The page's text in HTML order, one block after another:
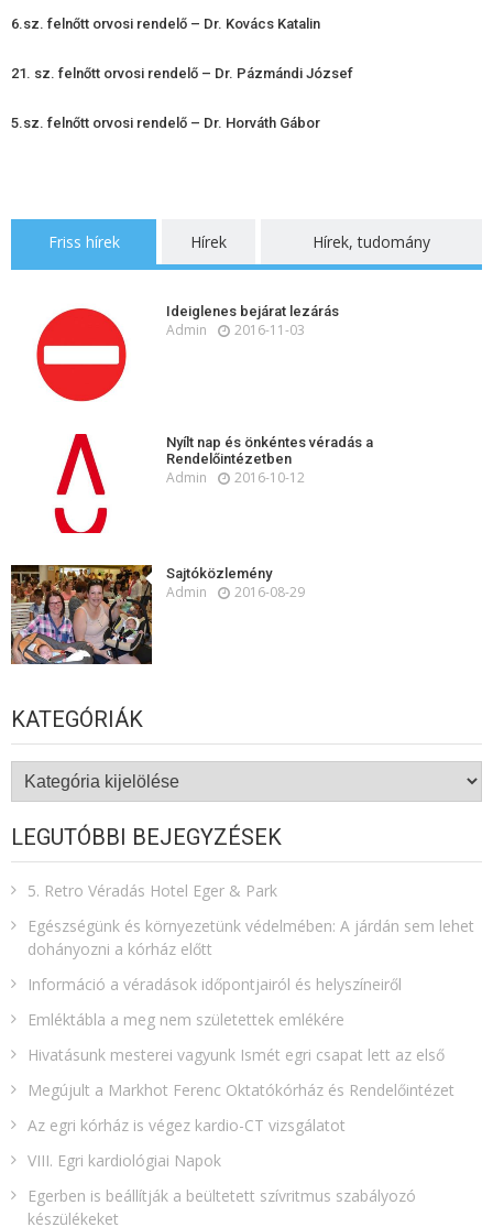
6.sz. felnőtt orvosi rendelő – Dr. Kovács Katalin
21. sz. felnőtt orvosi rendelő – Dr. Pázmándi József
5.sz. felnőtt orvosi rendelő – Dr. Horváth Gábor
Friss hírek Hírek Hírek, tudomány
Ideiglenes bejárat lezárás
Admin 2016-11-03
Nyílt nap és önkéntes véradás a
Rendelőintézetben
Admin 2016-10-12
Sajtóközlemény
Admin 2016-08-29
KATEGÓRIÁK
Kategóriák
LEGUTÓBBI BEJEGYZÉSEK
5. Retro Véradás Hotel Eger & Park
Egészségünk és környezetünk védelmében: A járdán sem lehet
dohányozni a kórház előtt
Információ a véradások időpontjairól és helyszíneiről
Emléktábla a meg nem születettek emlékére​
Hivatásunk mesterei vagyunk Ismét egri csapat lett az első
Megújult a Markhot Ferenc Oktatókórház és Rendelőintézet
Az egri kórház is végez kardio-CT vizsgálatot
VIII. Egri kardiológiai Napok
Egerben is beállítják a beültetett szívritmus szabályozó
készülékeket